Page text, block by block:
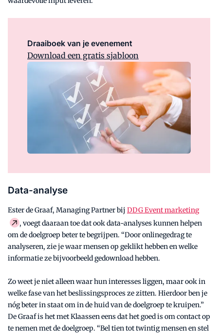
Draaiboek van je evenement
Download een gratis sjabloon
Data-analyse
Ester de Graaf, Managing Partner bij DDG Event marketing
, voegt daaraan toe dat ook data-analyses kunnen helpen
om de doelgroep beter te begrijpen. “Door onlinegedrag te
analyseren, zie je waar mensen op geklikt hebben en welke
informatie ze bijvoorbeeld gedownload hebben.
Zo weet je niet alleen waar hun interesses liggen, maar ook in
welke fase van het beslissingsproces ze zitten. Hierdoor ben je
nóg beter in staat om in de huid van de doelgroep te kruipen.”
De Graaf is het met Klaassen eens dat het goed is om contact op
te nemen met de doelgroep. “Bel tien tot twintig mensen en stel